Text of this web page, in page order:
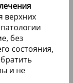
верхних
без
состояния,
и не